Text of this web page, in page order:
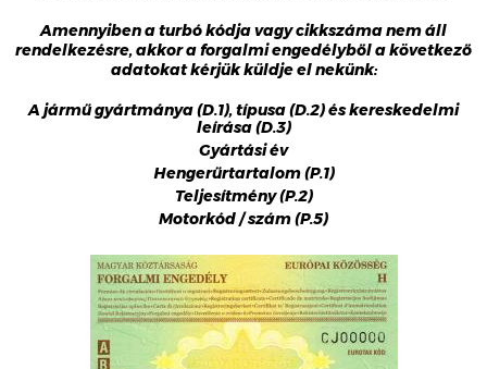
Amennyiben a turbó kódja vagy cikkszáma nem áll
rendelkezésre, akkor a forgalmi engedélyből a következő
adatokat kérjük küldje el nekünk:
A jármű gyártmánya (D.1), típusa (D.2) és kereskedelmi
leírása (D.3)
Gyártási év
Hengerűrtartalom (P.1)
Teljesítmény (P.2)
Motorkód / szám (P.5)